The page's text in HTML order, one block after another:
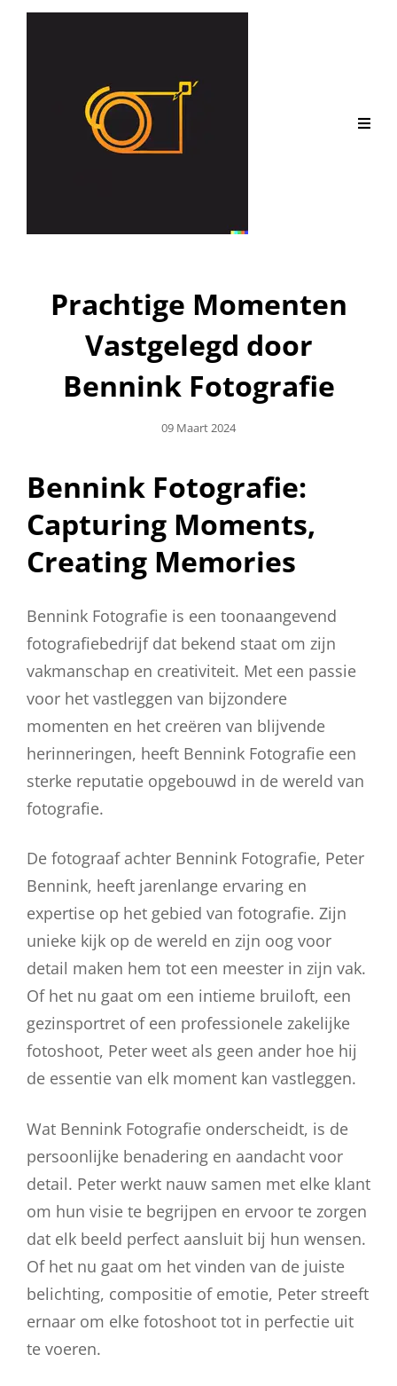
Prachtige Momenten
Vastgelegd door
Bennink Fotografie
Geplaatst
09 Maart 2024
Bennink Fotografie:
Capturing Moments,
Creating Memories
Bennink Fotografie is een toonaangevend
fotografiebedrijf dat bekend staat om zijn
vakmanschap en creativiteit. Met een passie
voor het vastleggen van bijzondere
momenten en het creëren van blijvende
herinneringen, heeft Bennink Fotografie een
sterke reputatie opgebouwd in de wereld van
fotografie.
De fotograaf achter Bennink Fotografie, Peter
Bennink, heeft jarenlange ervaring en
expertise op het gebied van fotografie. Zijn
unieke kijk op de wereld en zijn oog voor
detail maken hem tot een meester in zijn vak.
Of het nu gaat om een intieme bruiloft, een
gezinsportret of een professionele zakelijke
fotoshoot, Peter weet als geen ander hoe hij
de essentie van elk moment kan vastleggen.
Wat Bennink Fotografie onderscheidt, is de
persoonlijke benadering en aandacht voor
detail. Peter werkt nauw samen met elke klant
om hun visie te begrijpen en ervoor te zorgen
dat elk beeld perfect aansluit bij hun wensen.
Of het nu gaat om het vinden van de juiste
belichting, compositie of emotie, Peter streeft
ernaar om elke fotoshoot tot in perfectie uit
te voeren.